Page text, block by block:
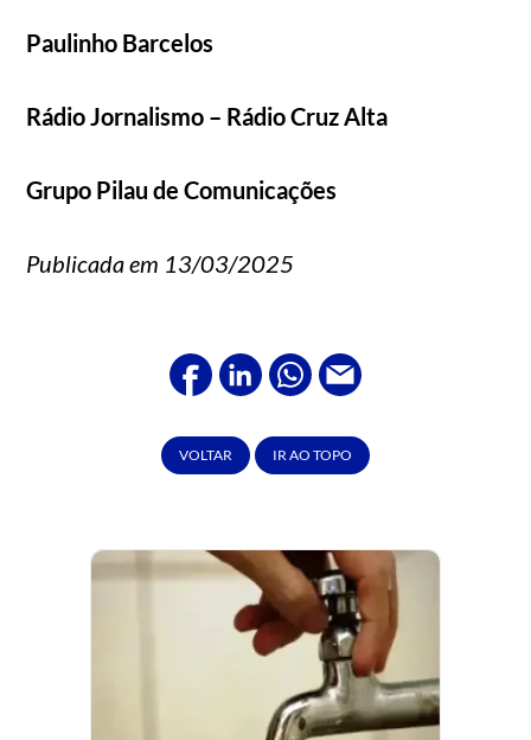
Paulinho Barcelos
Rádio Jornalismo – Rádio Cruz Alta
Grupo Pilau de Comunicações
Publicada em 13/03/2025
VOLTAR IR AO TOPO